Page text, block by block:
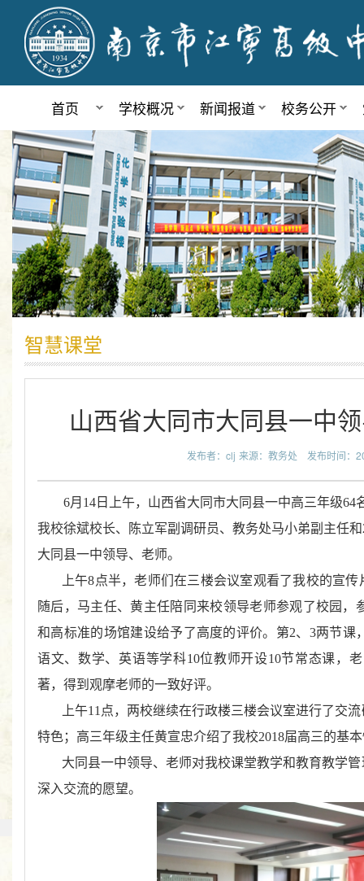
首页 学校概况 新闻报道 校务公开
智慧课堂
山西省大同市大同县一中
发布者：clj 来源：教务处 发布时间：
6月14日上午，山西省大同市大同县一中高三年级
我校徐斌校长、陈立军副调研员、教务处马小弟副主任
大同县一中领导、老师。
上午8点半，老师们在三楼会议室观看了我校的宣
随后，马主任、黄主任陪同来校领导老师参观了校园
和高标准的场馆建设给予了高度的评价。第2、3两节
语文、数学、英语等学科10位教师开设10节常态课，
著，得到观摩老师的一致好评。
上午11点，两校继续在行政楼三楼会议室进行了交
特色；高三年级主任黄宣忠介绍了我校2018届高三的基
大同县一中领导、老师对我校课堂教学和教育教学
深入交流的愿望。